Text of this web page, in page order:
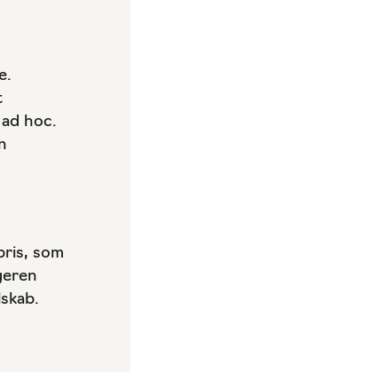
hoc.
som